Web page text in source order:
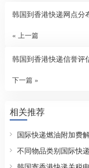
韩国到香港快递网点分
« 上一篇
韩国到香港快递信誉评
下一篇 »
相关推荐
国际快递燃油附加费
不同物品类别国际快